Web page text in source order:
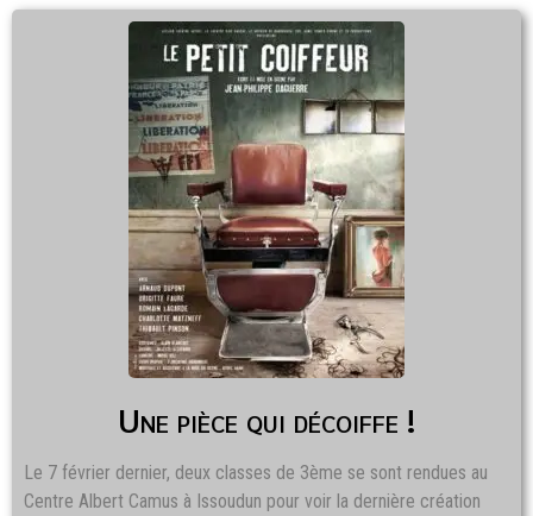
Une pièce qui décoiffe !
Le 7 février dernier, deux classes de 3ème se sont rendues au
Centre Albert Camus à Issoudun pour voir la dernière création